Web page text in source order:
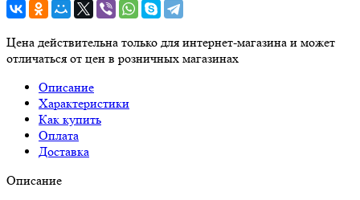
Цена действительна только для интернет-магазина и может
отличаться от цен в розничных магазинах
Описание
Характеристики
Как купить
Оплата
Доставка
Описание